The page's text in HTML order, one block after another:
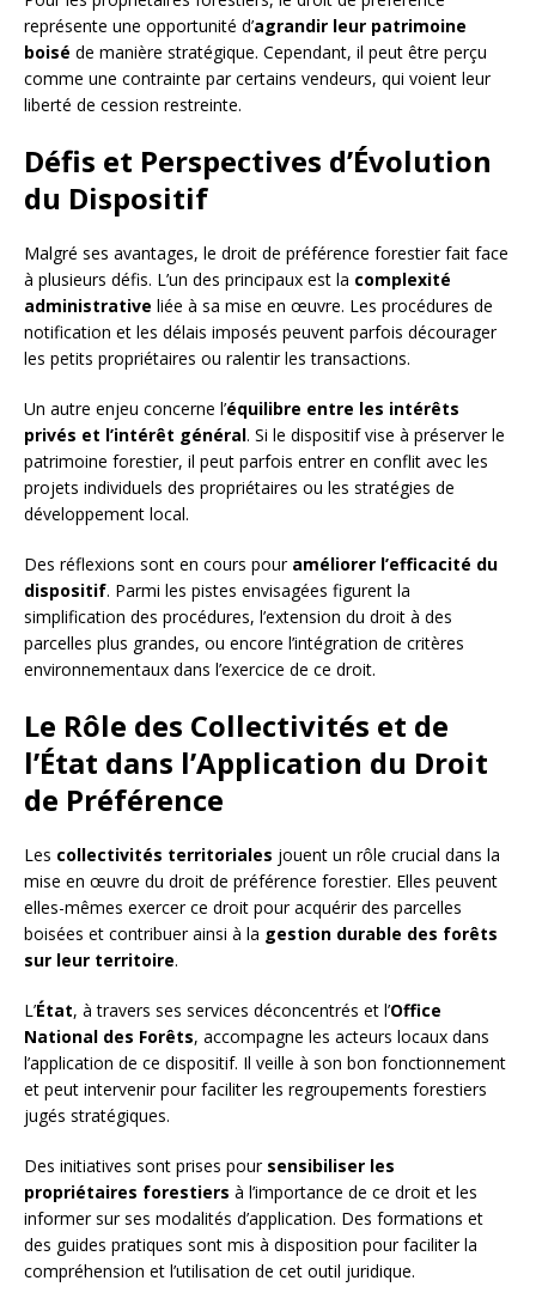
représente une opportunité d’agrandir leur patrimoine
boisé de manière stratégique. Cependant, il peut être perçu
comme une contrainte par certains vendeurs, qui voient leur
liberté de cession restreinte.
Défis et Perspectives d’Évolution
du Dispositif
Malgré ses avantages, le droit de préférence forestier fait face
à plusieurs défis. L’un des principaux est la complexité
administrative liée à sa mise en œuvre. Les procédures de
notification et les délais imposés peuvent parfois décourager
les petits propriétaires ou ralentir les transactions.
Un autre enjeu concerne l’équilibre entre les intérêts
privés et l’intérêt général. Si le dispositif vise à préserver le
patrimoine forestier, il peut parfois entrer en conflit avec les
projets individuels des propriétaires ou les stratégies de
développement local.
Des réflexions sont en cours pour améliorer l’efficacité du
dispositif. Parmi les pistes envisagées figurent la
simplification des procédures, l’extension du droit à des
parcelles plus grandes, ou encore l’intégration de critères
environnementaux dans l’exercice de ce droit.
Le Rôle des Collectivités et de
l’État dans l’Application du Droit
de Préférence
Les collectivités territoriales jouent un rôle crucial dans la
mise en œuvre du droit de préférence forestier. Elles peuvent
elles-mêmes exercer ce droit pour acquérir des parcelles
boisées et contribuer ainsi à la gestion durable des forêts
sur leur territoire.
L’État, à travers ses services déconcentrés et l’Office
National des Forêts, accompagne les acteurs locaux dans
l’application de ce dispositif. Il veille à son bon fonctionnement
et peut intervenir pour faciliter les regroupements forestiers
jugés stratégiques.
Des initiatives sont prises pour sensibiliser les
propriétaires forestiers à l’importance de ce droit et les
informer sur ses modalités d’application. Des formations et
des guides pratiques sont mis à disposition pour faciliter la
compréhension et l’utilisation de cet outil juridique.